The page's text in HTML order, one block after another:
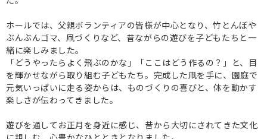
ホールでは、父親ボランティアの皆様が中心となり、竹とんぼや
ぶんぶんゴマ、凧づくりなど、昔ながらの遊びを子どもたちと一
緒に楽しみました。
「どうやったらよく飛ぶのかな」「ここはどう作るの？」と、目
を輝かせながら取り組む子どもたち。完成した凧を手に、園庭で
元気いっぱいに走る姿からは、ものづくりの喜びと、体を動かす
楽しさが伝わってきました。
遊びを通してお正月を身近に感じ、昔から大切にされてきた文化